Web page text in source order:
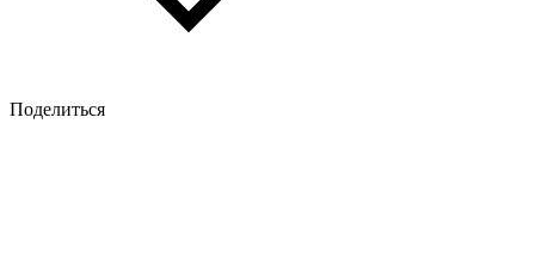
Поделиться